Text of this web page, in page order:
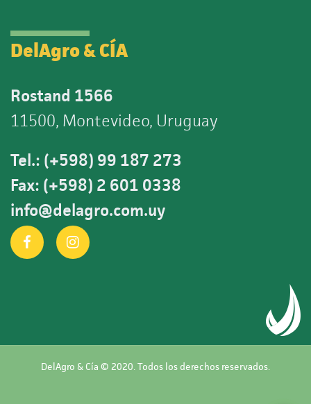
DelAgro & CÍA
Rostand 1566
11500, Montevideo, Uruguay
Tel.: (+598) 99 187 273
Fax: (+598) 2 601 0338
info@delagro.com.uy
DelAgro & Cía © 2020. Todos los derechos reservados.